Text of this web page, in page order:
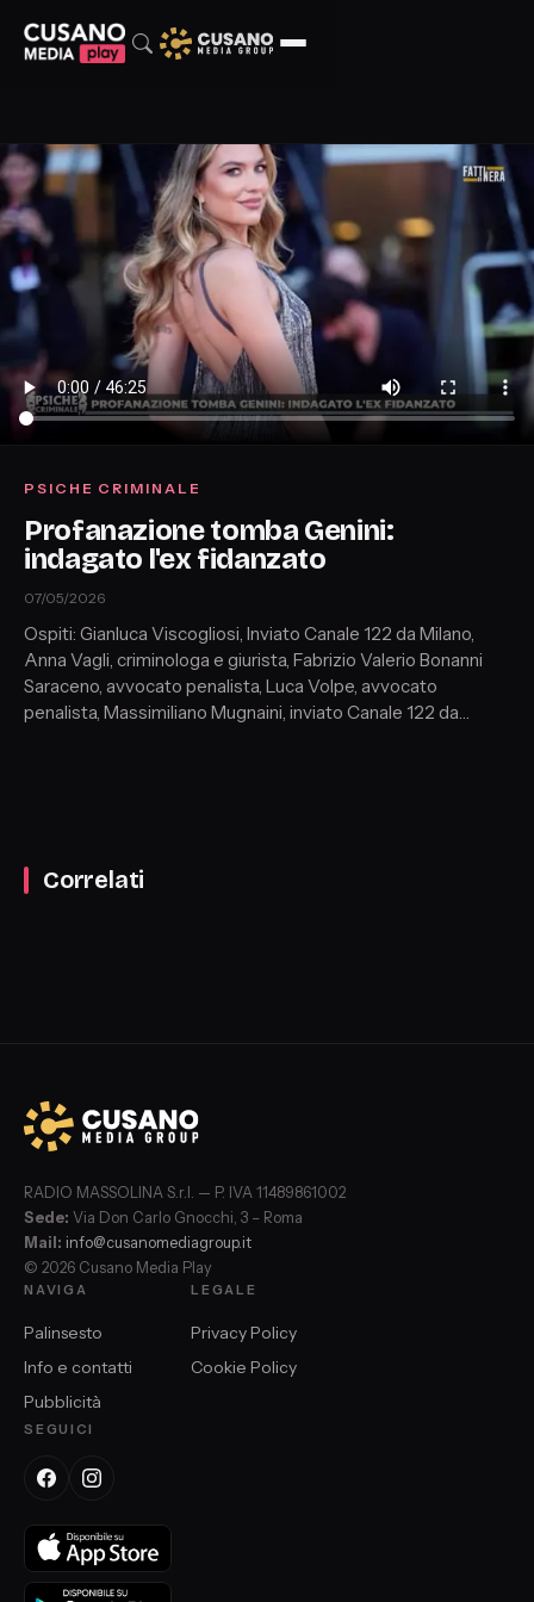
PSICHE CRIMINALE
Profanazione tomba Genini:
indagato l'ex fidanzato
07/05/2026
Ospiti: Gianluca Viscogliosi, Inviato Canale 122 da Milano,
Anna Vagli, criminologa e giurista, Fabrizio Valerio Bonanni
Saraceno, avvocato penalista, Luca Volpe, avvocato
penalista, Massimiliano Mugnaini, inviato Canale 122 da
Correlati
RADIO MASSOLINA S.r.l. — P. IVA 11489861002
Sede: Via Don Carlo Gnocchi, 3 – Roma
Mail: info@cusanomediagroup.it
© 2026 Cusano Media Play
NAVIGA
Palinsesto
Info e contatti
Pubblicità
LEGALE
Privacy Policy
Cookie Policy
SEGUICI